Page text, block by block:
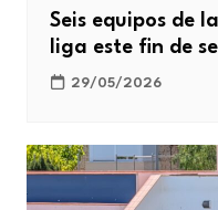
Seis equipos de
liga este fin de
29/05/2026